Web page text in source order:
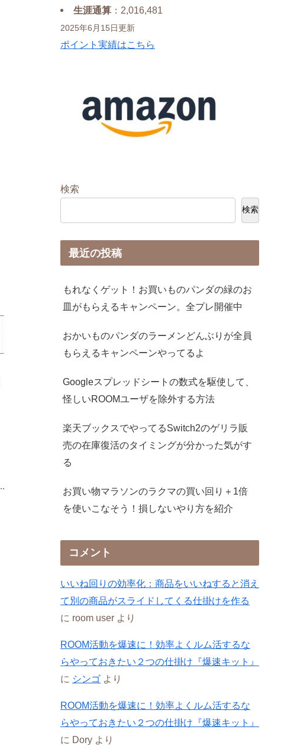
生涯通算 ：2,016,481
2025年6月15日更新
ポイント実績はこちら
検索
検索
最近の投稿
もれなくゲット！お買いものパンダの緑のお
皿がもらえるキャンペーン。全プレ開催中
おかいものパンダのラーメンどんぶりが全員
もらえるキャンペーンやってるよ
Googleスプレッドシートの数式を駆使して、
怪しいROOMユーザを除外する方法
楽天ブックスでやってるSwitch2のゲリラ販
売の在庫復活のタイミングが分かった気がす
る
お買い物マラソンのラクマの買い回り＋1倍
を使いこなそう！損しないやり方を紹介
コメント
いいね回りの効率化：商品をいいねすると消え
て別の商品がスライドしてくる仕掛けを作る
に room user より
ROOM活動を爆速に！効率よくルム活するな
らやっておきたい２つの仕掛け『爆速キット』
に シンゴ より
ROOM活動を爆速に！効率よくルム活するな
らやっておきたい２つの仕掛け『爆速キット』
に Dory より